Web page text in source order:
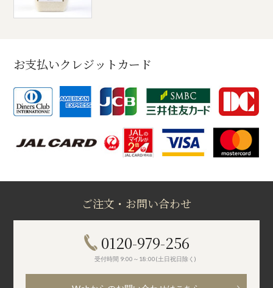
お支払いクレジットカード
ご注文・お問い合わせ
0120-979-256
受付時間 9:00～18:00(土日祝日除く)